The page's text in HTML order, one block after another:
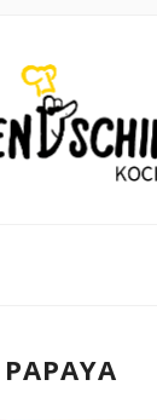
PAPAYA